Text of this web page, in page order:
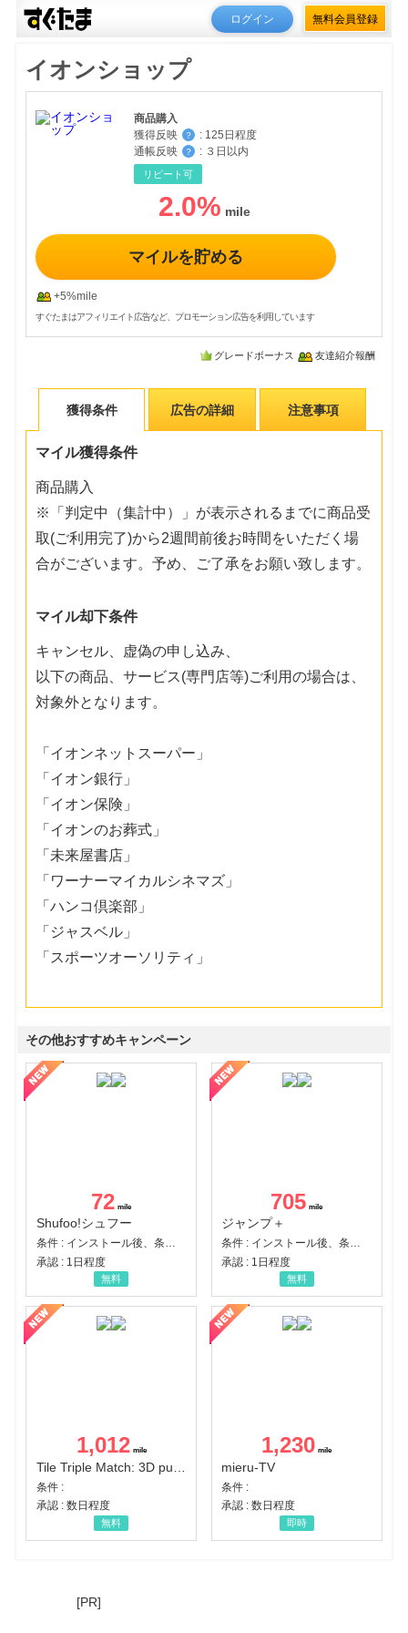
ログイン 無料会員登録
イオンショップ
商品購入
獲得反映
？ : 125日程度
通帳反映
？ : ３日以内
リピート可
2.0%
マイルを貯める
+5%mile
すぐたまはアフィリエイト広告など、プロモーション広告を利用しています
グレードボーナス 友達紹介報酬
獲得条件 広告の詳細 注意事項
マイル獲得条件
商品購入
※「判定中（集計中）」が表示されるまでに商品受
取(ご利用完了)から2週間前後お時間をいただく場
合がございます。予め、ご了承をお願い致します。
マイル却下条件
キャンセル、虚偽の申し込み、
以下の商品、サービス(専門店等)ご利用の場合は、
対象外となります。
「イオンネットスーパー」
「イオン銀行」
「イオン保険」
「イオンのお葬式」
「未来屋書店」
「ワーナーマイカルシネマズ」
「ハンコ倶楽部」
「ジャスベル」
「スポーツオーソリティ」
その他おすすめキャンペーン
72
Shufoo!シュフー
条件 : インストール後、条件達成
承認 : 1日程度
無料
705
ジャンプ＋
条件 : インストール後、条件達成
承認 : 1日程度
無料
1,012
条件 :
承認 : 数日程度
無料
1,230
mieru-TV
条件 :
承認 : 数日程度
即時
[PR]